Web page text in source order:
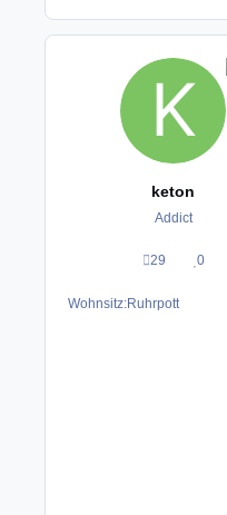
keton
Addict
29
Beiträge
0
Wohnsitz:Ruhrpott